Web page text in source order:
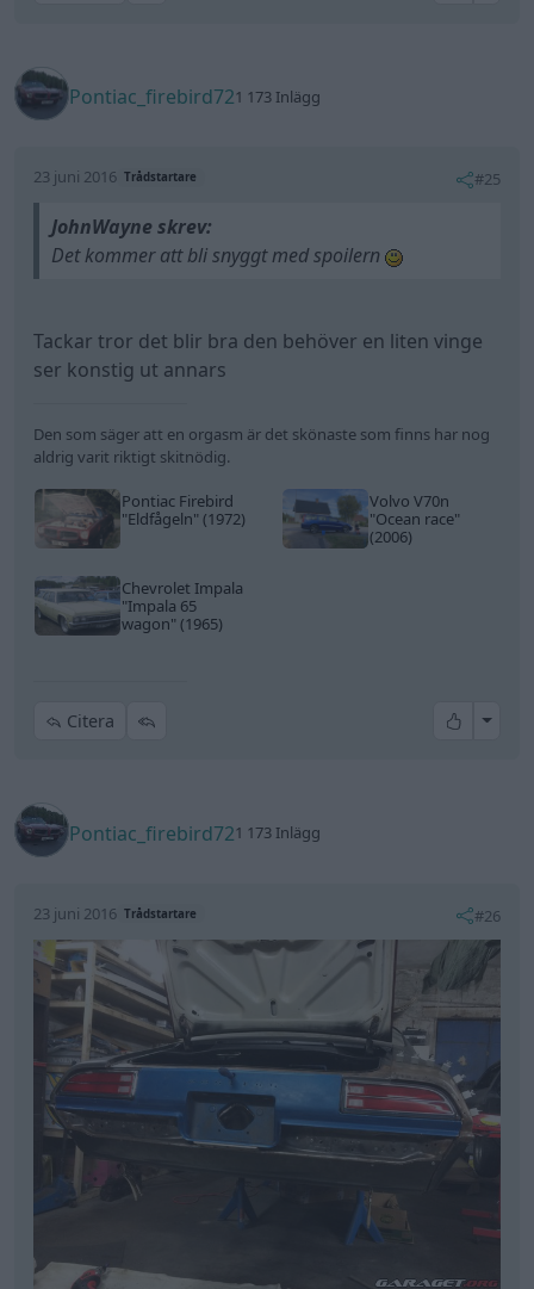
Pontiac_firebird721 173 Inlägg
23 juni 2016 Trådstartare #25
JohnWayne skrev:
Det kommer att bli snyggt med spoilern
Tackar tror det blir bra den behöver en liten vinge
ser konstig ut annars
Den som säger att en orgasm är det skönaste som finns har nog
aldrig varit riktigt skitnödig.
Pontiac Firebird
"Eldfågeln"(1972)
Volvo V70n
"Ocean race"
(2006)
Chevrolet Impala
"Impala 65
wagon"(1965)
Citera All
Pontiac_firebird721 173 Inlägg
23 juni 2016 Trådstartare #26